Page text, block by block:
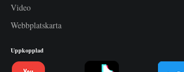
Video
Webbplatskarta
Uppkopplad